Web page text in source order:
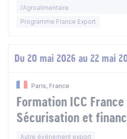
l'Agroalimentaire
Programme France Export
Du 20 mai 2026 au 22 mai
Paris, France
Formation ICC
Sécurisation et
commerce
Autre événement export